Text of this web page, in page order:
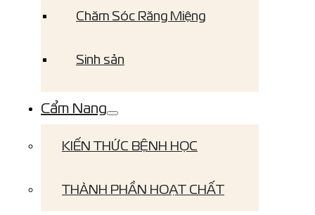
Chăm Sóc Răng Miệng
Sinh sản
Cẩm Nang
KIẾN THỨC BỆNH HỌC
THÀNH PHẦN HOẠT CHẤT